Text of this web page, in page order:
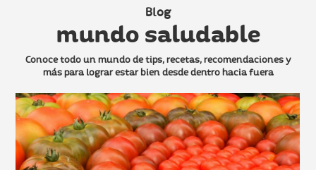
Blog
mundo saludable
Conoce todo un mundo de tips, recetas, recomendaciones y
máspara lograr estar bien desde dentro hacia fuera